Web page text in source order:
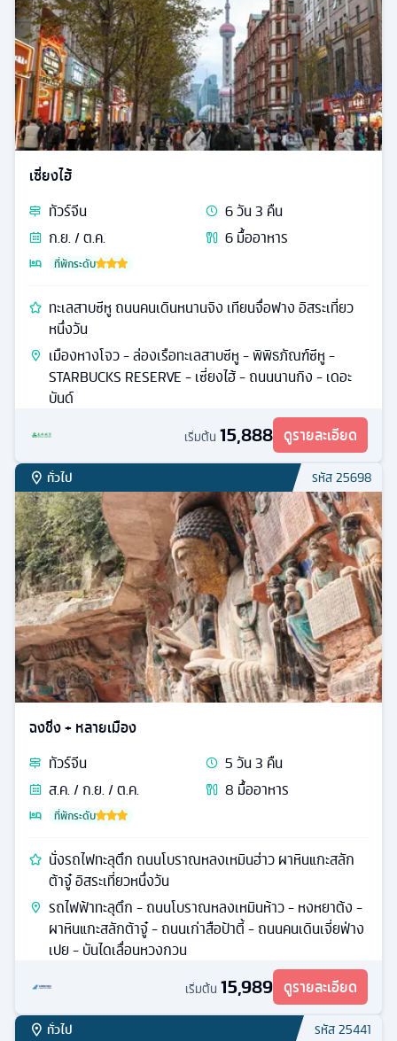
เซี่ยงไฮ้ + หลายเมือง
ทัวร์จีน 6วัน4คืน
ส.ค. / ก.ย. / ต.ค.
7มื้ออาหาร
ที่พักระดับ
หาดไว่ทาน เมืองโบราณหนานซุน สวนดอกไม้หางโจว อิสระ
เที่ยวหนึ่งวัน
ร้านผลิตภัณฑ์ยางพาราจีน - ถนนนานกิง - หาดไว่ทาน -
หอไข่มุก - Disney Flagship Store - เทียนอันเซียน - ถนน
โบราณเหอฝั่งเจีย
16,888
เริ่มต้น 15,888 ดูรายละเอียด
ทั่วไป รหัส
เซี่ยงไฮ้
ทัวร์จีน 6 วัน3 คืน
ก.ย. / ต.ค.
6มื้ออาหาร
ที่พักระดับ
ทะเลสาบซีหู ถนนคนเดินหนานจิง เทียนจื่อฟาง อิสระเที่ยว
หนึ่งวัน
เมืองหางโจว - ล่องเรือทะเลสาบซีหู - พิพิธภัณฑ์ซีหู -
STARBUCKS RESERVE - เซี่ยงไฮ้ - ถนนนานกิง - เดอะ
บันด์
เริ่มต้น15,888 ดูรายละเอียด
ทั่วไป รหัส25698